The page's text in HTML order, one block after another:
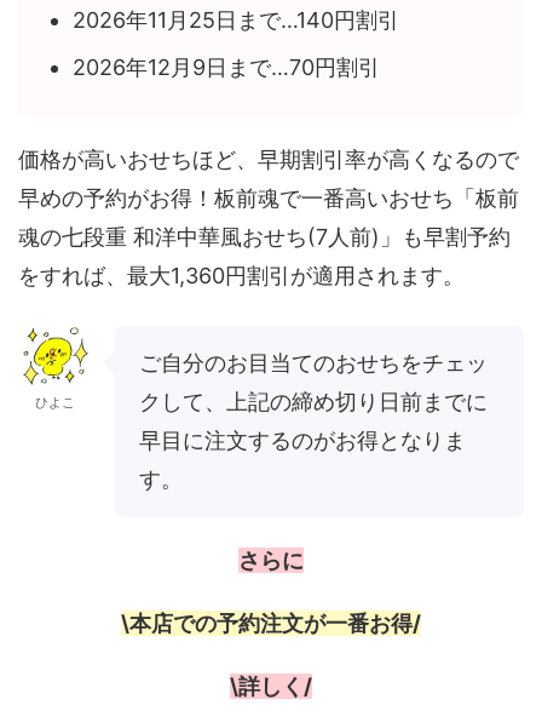
2026年11月25日まで…140円割引
2026年12月9日まで…70円割引
価格が高いおせちほど、早期割引率が高くなるので
早めの予約がお得！板前魂で一番高いおせち「板前
魂の七段重 和洋中華風おせち(7人前)」も早割予約
をすれば、最大1,360円割引が適用されます。
ひよこ
ご自分のお目当てのおせちをチェッ
クして、上記の締め切り日前までに
早目に注文するのがお得となりま
す。
さらに
\本店での予約注文が一番お得/
\詳しく/